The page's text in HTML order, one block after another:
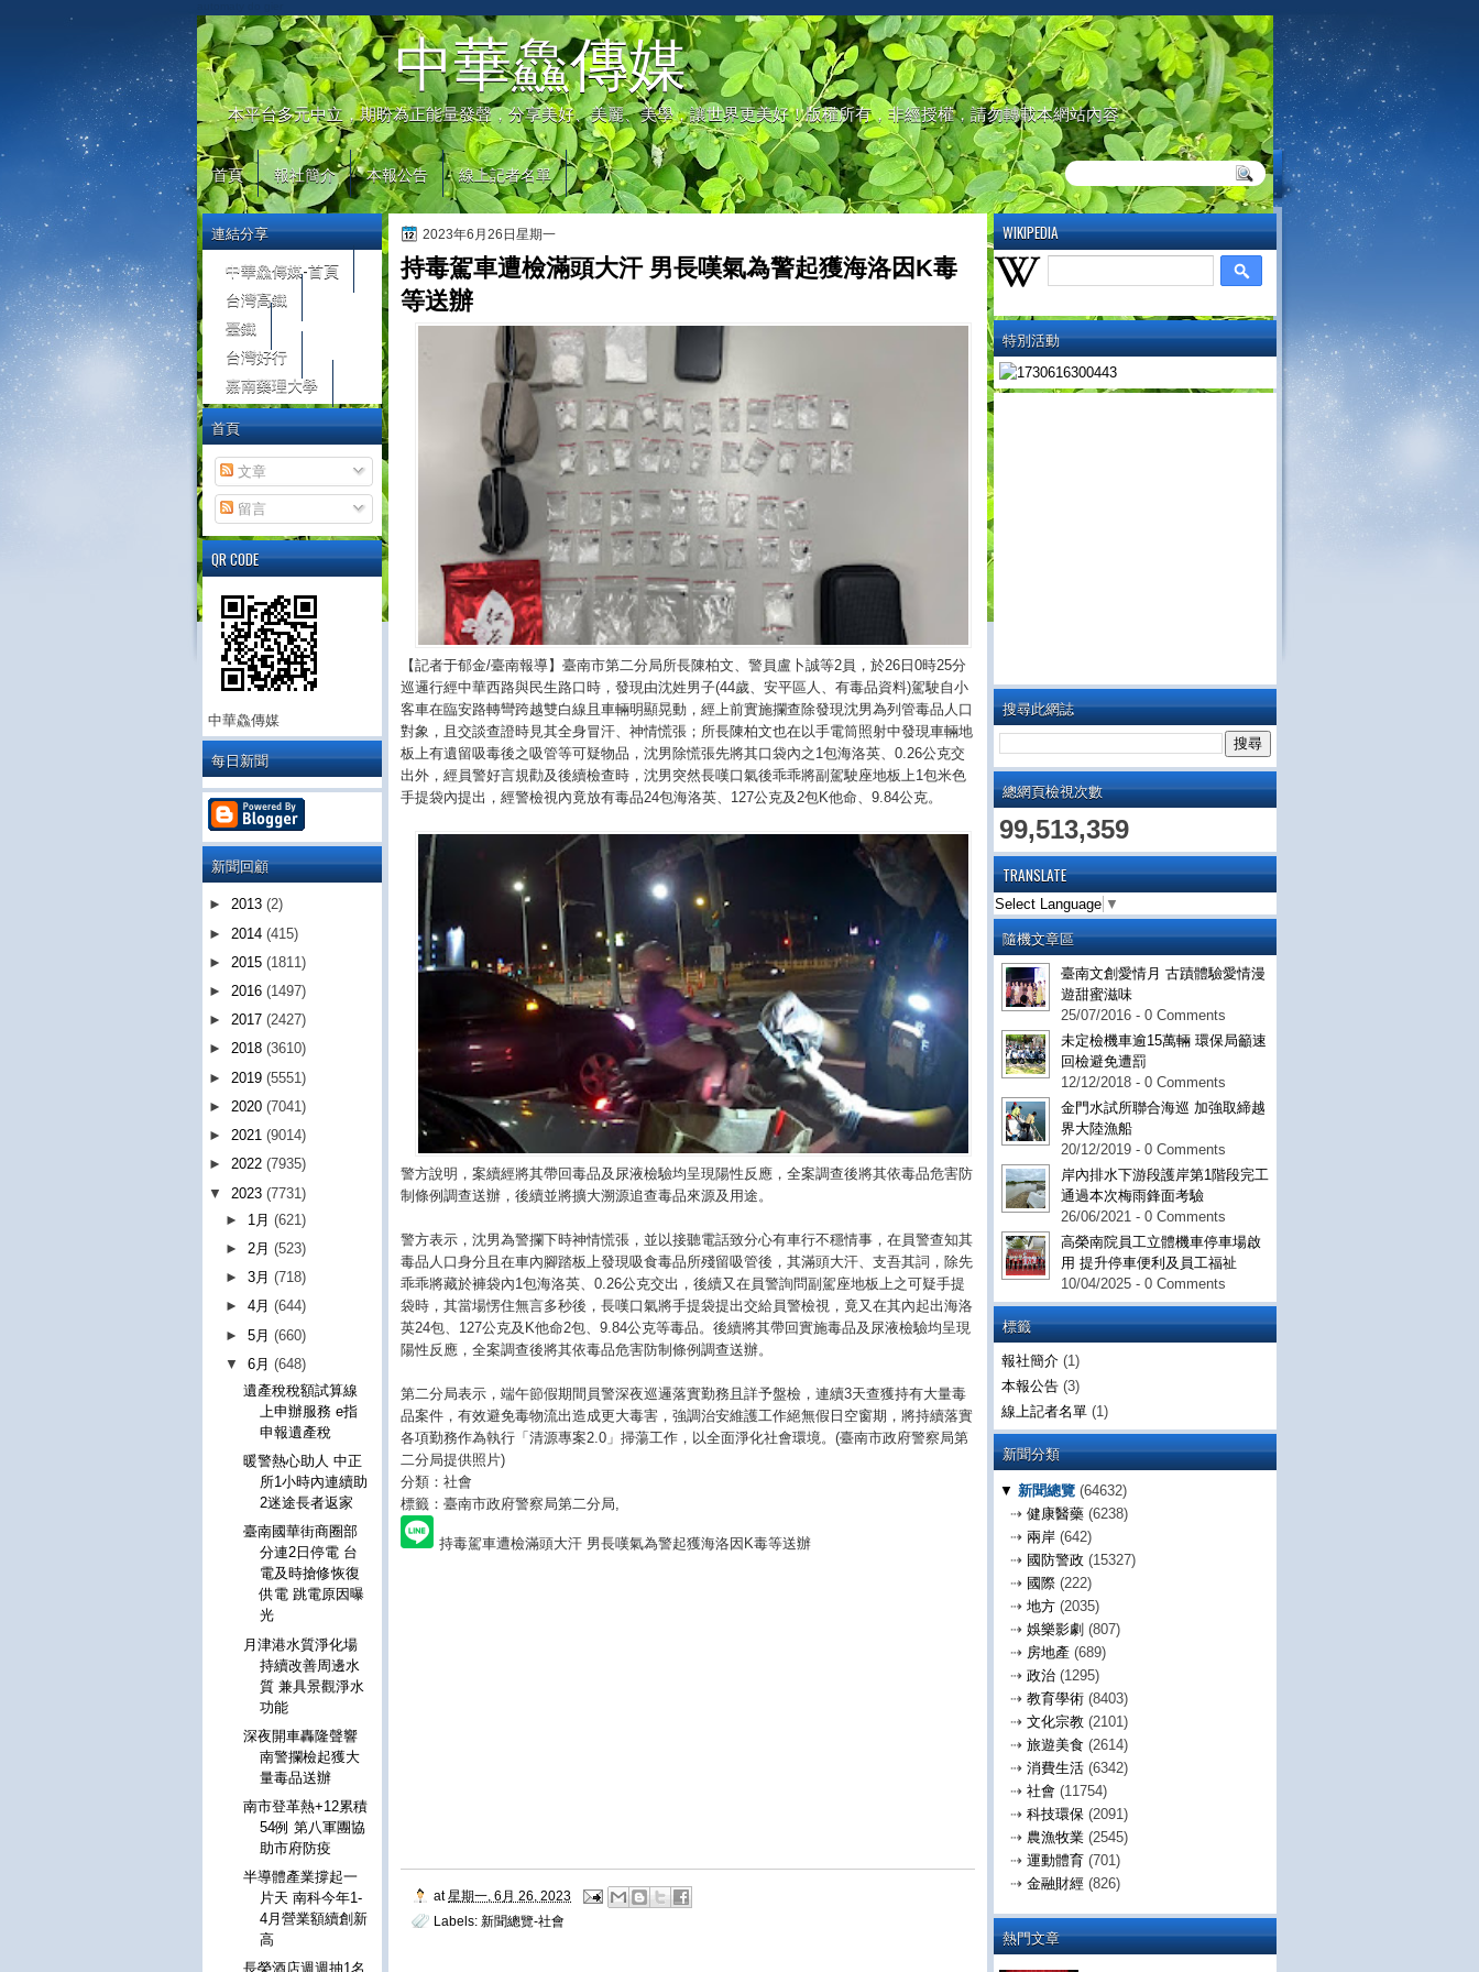
中華鱻傳媒
本平台多元中立，期盼為正能量發聲，分享美好、美麗、美學，讓世界更美好！版權所有，非經授權，請勿轉載本網站內容
首頁 報社簡介 本報公告 線上記者名單
WIKIPEDIA
特別活動
搜尋此網誌
總網頁檢視次數
99,513,359
TRANSLATE
Select Language ▼
隨機文章區
臺南文創愛情月 古蹟體驗愛情漫
遊甜蜜滋味
25/07/2016 - 0 Comments
未定檢機車逾15萬輛 環保局籲速
回檢避免遭罰
12/12/2018 - 0 Comments
金門水試所聯合海巡 加強取締越
界大陸漁船
20/12/2019 - 0 Comments
岸內排水下游段護岸第1階段完工
通過本次梅雨鋒面考驗
26/06/2021 - 0 Comments
高榮南院員工立體機車停車場啟
用 提升停車便利及員工福祉
10/04/2025 - 0 Comments
標籤
報社簡介 (1)
本報公告 (3)
線上記者名單 (1)
新聞分類
▼ 新聞總覽 (64632)
⇢ 健康醫藥 (6238)
⇢ 兩岸 (642)
⇢ 國防警政 (15327)
⇢ 國際 (222)
⇢ 地方 (2035)
⇢ 娛樂影劇 (807)
⇢ 房地產 (689)
⇢ 政治 (1295)
⇢ 教育學術 (8403)
⇢ 文化宗教 (2101)
⇢ 旅遊美食 (2614)
⇢ 消費生活 (6342)
⇢ 社會 (11754)
⇢ 科技環保 (2091)
⇢ 農漁牧業 (2545)
⇢ 運動體育 (701)
⇢ 金融財經 (826)
熱門文章
2023年6月26日星期一
持毒駕車遭檢滿頭大汗 男長嘆氣為警起獲海洛因K毒
等送辦
【記者于郁金/臺南報導】臺南市第二分局所長陳柏文、警員盧卜誠等2員，於26日0時25分
巡邏行經中華西路與民生路口時，發現由沈姓男子(44歲、安平區人、有毒品資料)駕駛自小
客車在臨安路轉彎跨越雙白線且車輛明顯晃動，經上前實施攔查除發現沈男為列管毒品人口
對象，且交談查證時見其全身冒汗、神情慌張；所長陳柏文也在以手電筒照射中發現車輛地
板上有遺留吸毒後之吸管等可疑物品，沈男除慌張先將其口袋內之1包海洛英、0.26公克交
出外，經員警好言規勸及後續檢查時，沈男突然長嘆口氣後乖乖將副駕駛座地板上1包米色
手提袋內提出，經警檢視內竟放有毒品24包海洛英、127公克及2包K他命、9.84公克。
警方說明，案續經將其帶回毒品及尿液檢驗均呈現陽性反應，全案調查後將其依毒品危害防
制條例調查送辦，後續並將擴大溯源追查毒品來源及用途。
警方表示，沈男為警攔下時神情慌張，並以接聽電話致分心有車行不穩情事，在員警查知其
毒品人口身分且在車內腳踏板上發現吸食毒品所殘留吸管後，其滿頭大汗、支吾其詞，除先
乖乖將藏於褲袋內1包海洛英、0.26公克交出，後續又在員警詢問副駕座地板上之可疑手提
袋時，其當場愣住無言多秒後，長嘆口氣將手提袋提出交給員警檢視，竟又在其內起出海洛
英24包、127公克及K他命2包、9.84公克等毒品。後續將其帶回實施毒品及尿液檢驗均呈現
陽性反應，全案調查後將其依毒品危害防制條例調查送辦。
第二分局表示，端午節假期間員警深夜巡邏落實勤務且詳予盤檢，連續3天查獲持有大量毒
品案件，有效避免毒物流出造成更大毒害，強調治安維護工作絕無假日空窗期，將持續落實
各項勤務作為執行「清源專案2.0」掃蕩工作，以全面淨化社會環境。(臺南市政府警察局第
二分局提供照片)
分類：社會
標籤：臺南市政府警察局第二分局
持毒駕車遭檢滿頭大汗 男長嘆氣為警起獲海洛因K毒等送辦
at 星期一, 6月 26, 2023
Labels: 新聞總覽-社會
連結分享
中華鱻傳媒-首頁
台灣高鐵
臺鐵
台灣好行
嘉南藥理大學
首頁
文章
留言
QR CODE
中華鱻傳媒
每日新聞
新聞回顧
► 2013 (2)
► 2014 (415)
► 2015 (1811)
► 2016 (1497)
► 2017 (2427)
► 2018 (3610)
► 2019 (5551)
► 2020 (7041)
► 2021 (9014)
► 2022 (7935)
▼ 2023 (7731)
► 1月(621)
► 2月(523)
►3月(718)
►4月(644)
►5月(660)
▼6月(648)
遺產稅稅額試算線
上申辦服務 e指
申報遺產稅
暖警熱心助人 中正
所1小時內連續助
2迷途長者返家
臺南國華街商圈部
分連2日停電 台
電及時搶修恢復
供電 跳電原因曝
光
月津港水質淨化場
持續改善周邊水
質 兼具景觀淨水
功能
深夜開車轟隆聲響
南警攔檢起獲大
量毒品送辦
南市登革熱+12累積
54例 第八軍團協
助市府防疫
半導體產業撐起一
片天 南科今年1-
4月營業額續創新
高
長榮酒店週週抽1名